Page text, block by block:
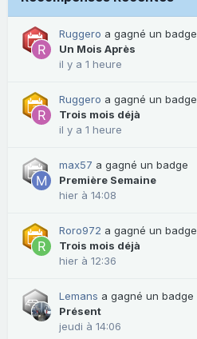
Ruggero a gagné un badge
Un Mois Après
il y a 1 heure
Ruggero a gagné un badge
Trois mois déjà
il y a 1 heure
max57 a gagné un badge
Première Semaine
hier à 14:08
Roro972 a gagné un badge
Trois mois déjà
hier à 12:36
Lemans a gagné un badge
Présent
jeudi à 14:06